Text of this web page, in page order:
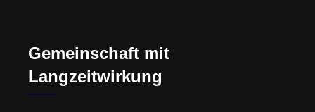
Gemeinschaft mit
Langzeitwirkung